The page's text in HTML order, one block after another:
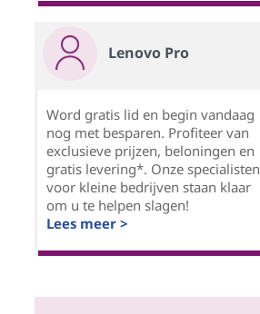
Lenovo Pro
Word gratis lid en begin vandaag
nog met besparen. Profiteer van
exclusieve prijzen, beloningen en
gratis levering*. Onze specialisten
voor kleine bedrijven staan klaar
om u te helpen slagen!
Lees meer >